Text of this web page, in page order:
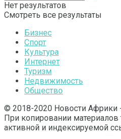
Нет результатов
Смотреть все результаты
Бизнес
Спорт
Культура
Интернет
Туризм
Недвижимость
Общество
© 2018-2020 Новости Африки
При копировании материалов
активной и индексируемой